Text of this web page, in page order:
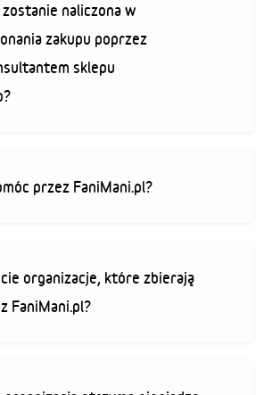
naliczona w
zakupu poprzez
sklepu
przez FaniMani.pl?
organizacje, które zbierają
FaniMani.pl?